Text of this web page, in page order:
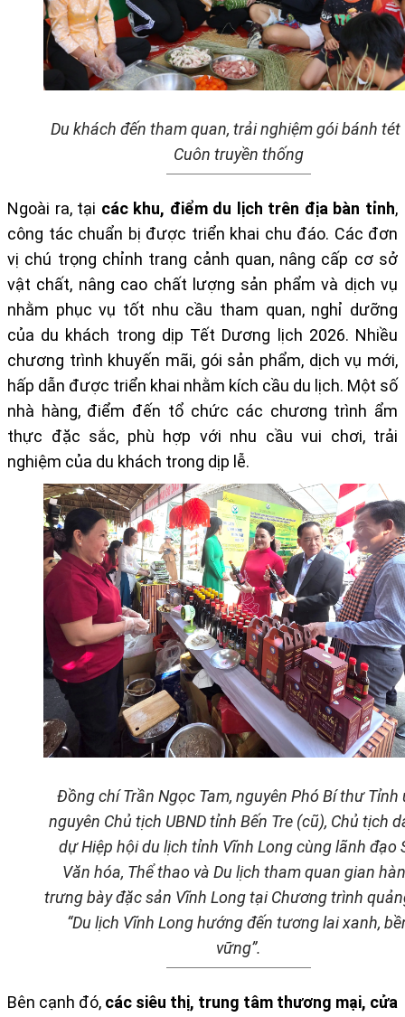
Du khách đến tham quan, trải nghiệm gói bánh tét
Cuôn truyền thống
Ngoài ra, tại các khu, điểm du lịch trên địa bàn tỉnh,
công tác chuẩn bị được triển khai chu đáo. Các đơn
vị chú trọng chỉnh trang cảnh quan, nâng cấp cơ sở
vật chất, nâng cao chất lượng sản phẩm và dịch vụ
nhằm phục vụ tốt nhu cầu tham quan, nghỉ dưỡng
của du khách trong dịp Tết Dương lịch 2026. Nhiều
chương trình khuyến mãi, gói sản phẩm, dịch vụ mới,
hấp dẫn được triển khai nhằm kích cầu du lịch. Một số
nhà hàng, điểm đến tổ chức các chương trình ẩm
thực đặc sắc, phù hợp với nhu cầu vui chơi, trải
nghiệm của du khách trong dịp lễ.
Đồng chí Trần Ngọc Tam, nguyên Phó Bí thư Tỉnh
nguyên Chủ tịch UBND tỉnh Bến Tre (cũ), Chủ tịch
dự Hiệp hội du lịch tỉnh Vĩnh Long cùng lãnh đạo
Văn hóa, Thể thao và Du lịch tham quan gian
trưng bày đặc sản Vĩnh Long tại Chương trình
“Du lịch Vĩnh Long hướng đến tương lai xanh,
vững”.
Bên cạnh đó, các siêu thị, trung tâm thương mại, cửa